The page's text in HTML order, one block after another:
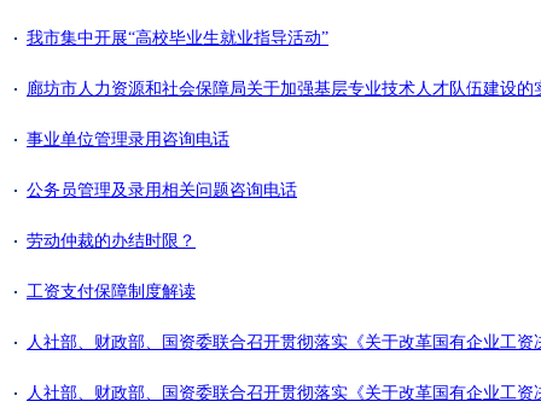
我市集中开展“高校毕业生就业指导活动”
廊坊市人力资源和社会保障局关于加强基层专业技术人才队伍建设的
事业单位管理录用咨询电话
公务员管理及录用相关问题咨询电话
劳动仲裁的办结时限？
工资支付保障制度解读
人社部、财政部、国资委联合召开贯彻落实《关于改革国有企业工
人社部、财政部、国资委联合召开贯彻落实《关于改革国有企业工